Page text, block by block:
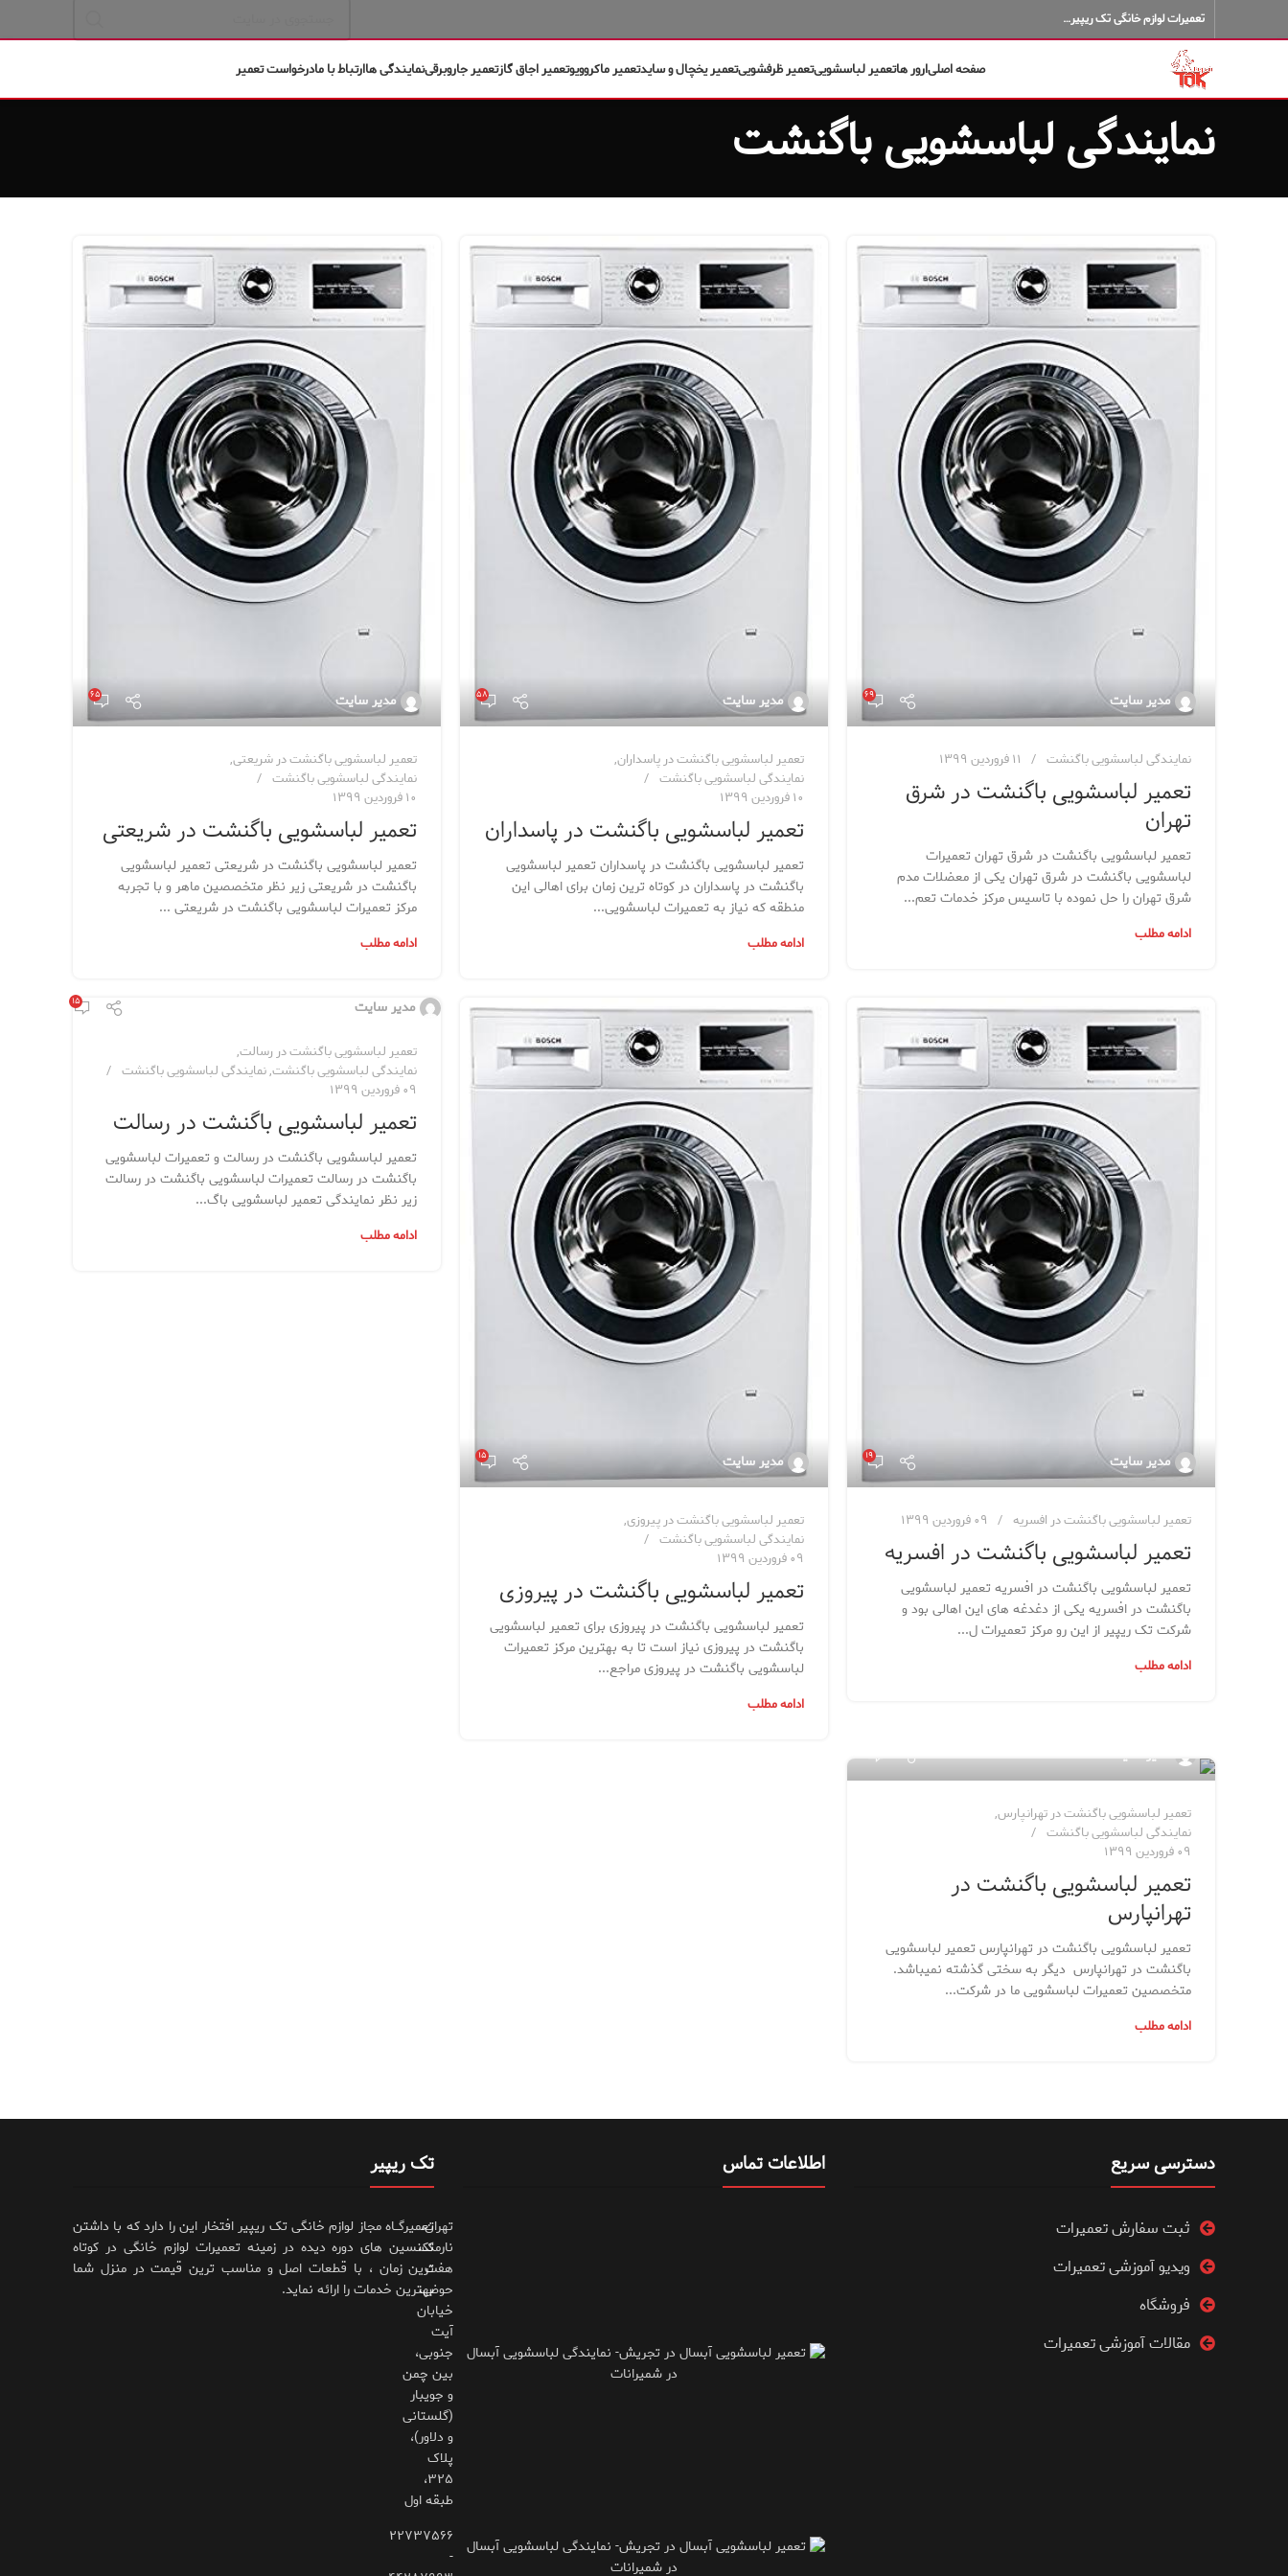
تعمیرات لوازم خانگی تک ریپیر…
صفحه اصلیارور هاتعمیر لباسشوییتعمیر ظرفشوییتعمیر یخچال و سایدتعمیر ماکروویوتعمیر اجاق گازتعمیر جاروبرقینمایندگی هاارتباط با مادرخواست تعمیر
نمایندگی لباسشویی باگنشت
مدیر سایت ۶۹
نمایندگی لباسشویی باگنشت ۱۱ فروردین ۱۳۹۹
تعمیر لباسشویی باگنشت در شرق
تهران
تعمیر لباسشویی باگنشت در شرق تهران تعمیرات
لباسشویی باگنشت در شرق تهران یکی از معضلات مدم
شرق تهران را حل نموده با تاسیس مرکز خدمات تعم...
ادامه مطلب
مدیر سایت ۵۸
تعمیر لباسشویی باگنشت در پاسداران,
نمایندگی لباسشویی باگنشت
۱۰ فروردین ۱۳۹۹
تعمیر لباسشویی باگنشت در پاسداران
تعمیر لباسشویی باگنشت در پاسداران تعمیر لباسشویی
باگنشت در پاسداران در کوتاه ترین زمان برای اهالی این
منطقه که نیاز به تعمیرات لباسشویی...
ادامه مطلب
مدیر سایت ۶۵
تعمیر لباسشویی باگنشت در شریعتی,
نمایندگی لباسشویی باگنشت
۱۰ فروردین ۱۳۹۹
تعمیر لباسشویی باگنشت در شریعتی
تعمیر لباسشویی باگنشت در شریعتی تعمیر لباسشویی
باگنشت در شریعتی زیر نظر متخصصین ماهر و با تجربه
مرکز تعمیرات لباسشویی باگنشت در شریعتی ...
ادامه مطلب
مدیر سایت ۱۹
تعمیر لباسشویی باگنشت در افسریه ۰۹ فروردین ۱۳۹۹
تعمیر لباسشویی باگنشت در افسریه
تعمیر لباسشویی باگنشت در افسریه تعمیر لباسشویی
باگنشت در افسریه یکی از دغدغه های این اهالی بود و
شرکت تک ریپیر از این رو مرکز تعمیرات ل...
ادامه مطلب
مدیر سایت ۱۵
تعمیر لباسشویی باگنشت در پیروزی,
نمایندگی لباسشویی باگنشت
۰۹ فروردین ۱۳۹۹
تعمیر لباسشویی باگنشت در پیروزی
تعمیر لباسشویی باگنشت در پیروزی برای تعمیر لباسشویی
باگنشت در پیروزی نیاز است تا به بهترین مرکز تعمیرات
لباسشویی باگنشت در پیروزی مراجع...
ادامه مطلب
مدیر سایت ۱۵
تعمیر لباسشویی باگنشت در رسالت,
نمایندگی لباسشویی باگنشت,نمایندگی لباسشویی باگنشت
۰۹ فروردین ۱۳۹۹
تعمیر لباسشویی باگنشت در رسالت
تعمیر لباسشویی باگنشت در رسالت و تعمیرات لباسشویی
باگنشت در رسالت تعمیرات لباسشویی باگنشت در رسالت
زیر نظر نمایندگی تعمیر لباسشویی باگ...
ادامه مطلب
مدیر سایت
تعمیر لباسشویی باگنشت در تهرانپارس,
نمایندگی لباسشویی باگنشت
۰۹ فروردین ۱۳۹۹
تعمیر لباسشویی باگنشت در
تهرانپارس
تعمیر لباسشویی باگنشت در تهرانپارس تعمیر لباسشویی
باگنشت در تهرانپارس دیگر به سختی گذشته نمی­باشد.
متخصصین تعمیرات لباسشویی ما در شرکت...
ادامه مطلب
تک ریپیر
تعمیرگــاه مجاز لوازم خانگی تک ریپیر افتخار این را دارد که با داشتن
تکنسین های دوره دیده در زمینه تعمیرات لوازم خانگی در کوتاه
ترین زمان ، با قطعات اصل و مناسب ترین قیمت در منزل شما
بهترین خدمات را ارائه نماید.
اطلاعات تماس
تهران،
نارمک،
هفت
حوض،
خیابان
آیت
جنوبی،
بین چمن
و جویبار
(گلستانی
و دلاور)،
پلاک
۳۲۵،
طبقه اول
۲۲۷۳۷۵۶۶
-
دسترسی سریع
ثبت سفارش تعمیرات
ویدیو آموزشی تعمیرات
فروشگاه
مقالات آموزشی تعمیرات